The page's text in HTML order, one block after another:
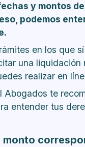
y montos
podemos
en los que
una
realizar en
Abogados te
entender tus
monto